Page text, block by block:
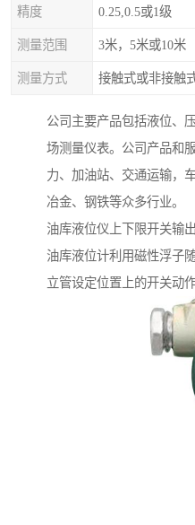
精度 0.25,0.5或1级
测量范围 3米，5米或10米
测量方式 接触式或非接触
公司主要产品包括液位、
场测量仪表。公司产品和
力、加油站、交通运输，
冶金、钢铁等众多行业。
油库液位仪上下限开关输出
油库液位计利用磁性浮子
立管设定位置上的开关动